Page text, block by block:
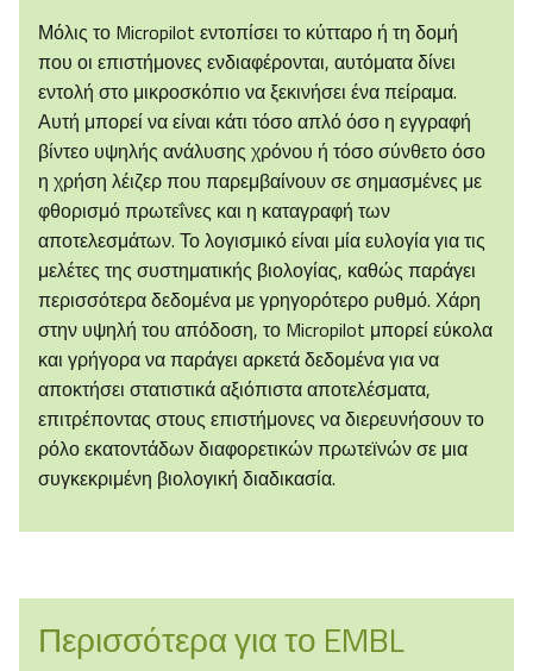
Μόλις το Micropilot εντοπίσει το κύτταρο ή τη δομή
που οι επιστήμονες ενδιαφέρονται, αυτόματα δίνει
εντολή στο μικροσκόπιο να ξεκινήσει ένα πείραμα.
Αυτή μπορεί να είναι κάτι τόσο απλό όσο η εγγραφή
βίντεο υψηλής ανάλυσης χρόνου ή τόσο σύνθετο όσο
η χρήση λέιζερ που παρεμβαίνουν σε σημασμένες με
φθορισμό πρωτεΐνες και η καταγραφή των
αποτελεσμάτων. Το λογισμικό είναι μία ευλογία για τις
μελέτες της συστηματικής βιολογίας, καθώς παράγει
περισσότερα δεδομένα με γρηγορότερο ρυθμό. Χάρη
στην υψηλή του απόδοση, το Micropilot μπορεί εύκολα
και γρήγορα να παράγει αρκετά δεδομένα για να
αποκτήσει στατιστικά αξιόπιστα αποτελέσματα,
επιτρέποντας στους επιστήμονες να διερευνήσουν το
ρόλο εκατοντάδων διαφορετικών πρωτεϊνών σε μια
συγκεκριμένη βιολογική διαδικασία.
Περισσότερα για το EMBL